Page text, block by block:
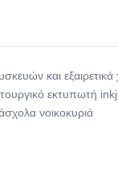
και εξαιρετικά
εκτυπωτή
νοικοκυριά